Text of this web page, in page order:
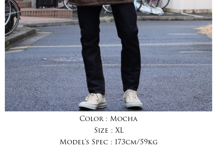
Color : Mocha
Size : XL
Model's Spec : 173cm/59kg